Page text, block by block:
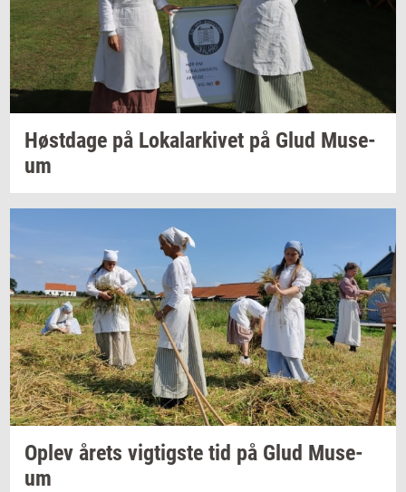
Høst­da­ge på Lo­ka­lar­ki­vet på Glud Mu­se­
um
Oplev årets vig­tig­ste tid på Glud Mu­se­
um